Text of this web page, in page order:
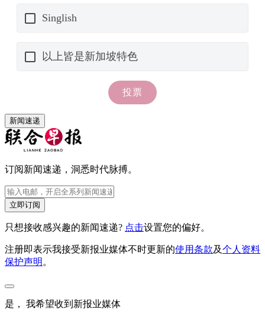
新闻速递
订阅新闻速递，洞悉时代脉搏。
立即订阅
只想接收感兴趣的新闻速递? 点击设置您的偏好。
注册即表示我接受新报业媒体不时更新的使用条款及个人资料
保护声明 。
是， 我希望收到新报业媒体